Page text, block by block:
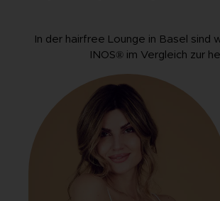
In der hairfree Lounge in Basel sind
INOS® im Vergleich zur